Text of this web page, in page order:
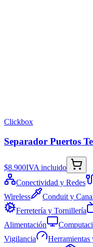
Clickbox
Separador Puertos
$8.900IVA incluido
Conectividad y Redes
Wireless
Conduit y
Ferretería y Tornillería
Alimentación
Vigilancia